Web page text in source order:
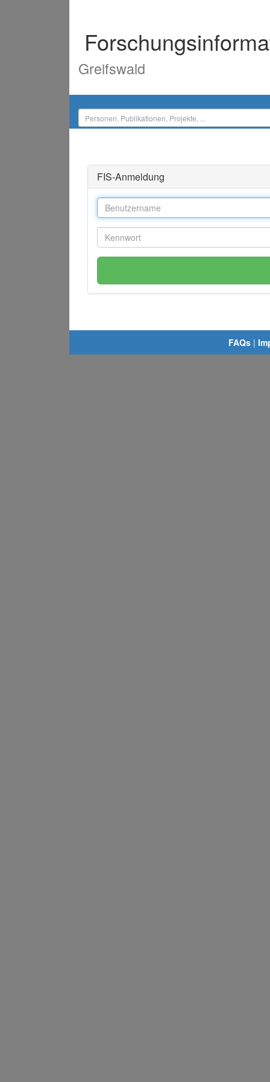
Greifswald
FIS-Anmeldung
FAQs |